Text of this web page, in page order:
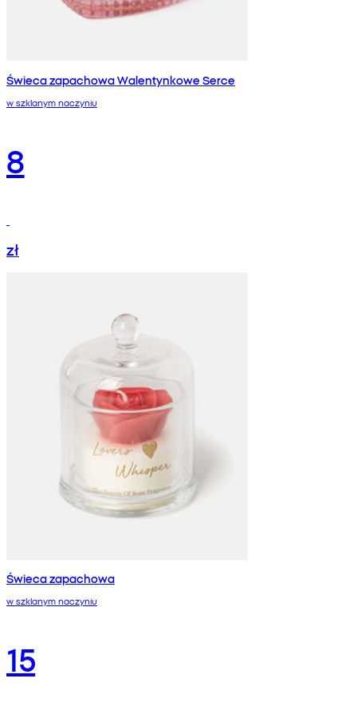
Świeca zapachowa Walentynkowe Serce
w szklanym naczyniu
8
zł
Świeca zapachowa
w szklanym naczyniu
15